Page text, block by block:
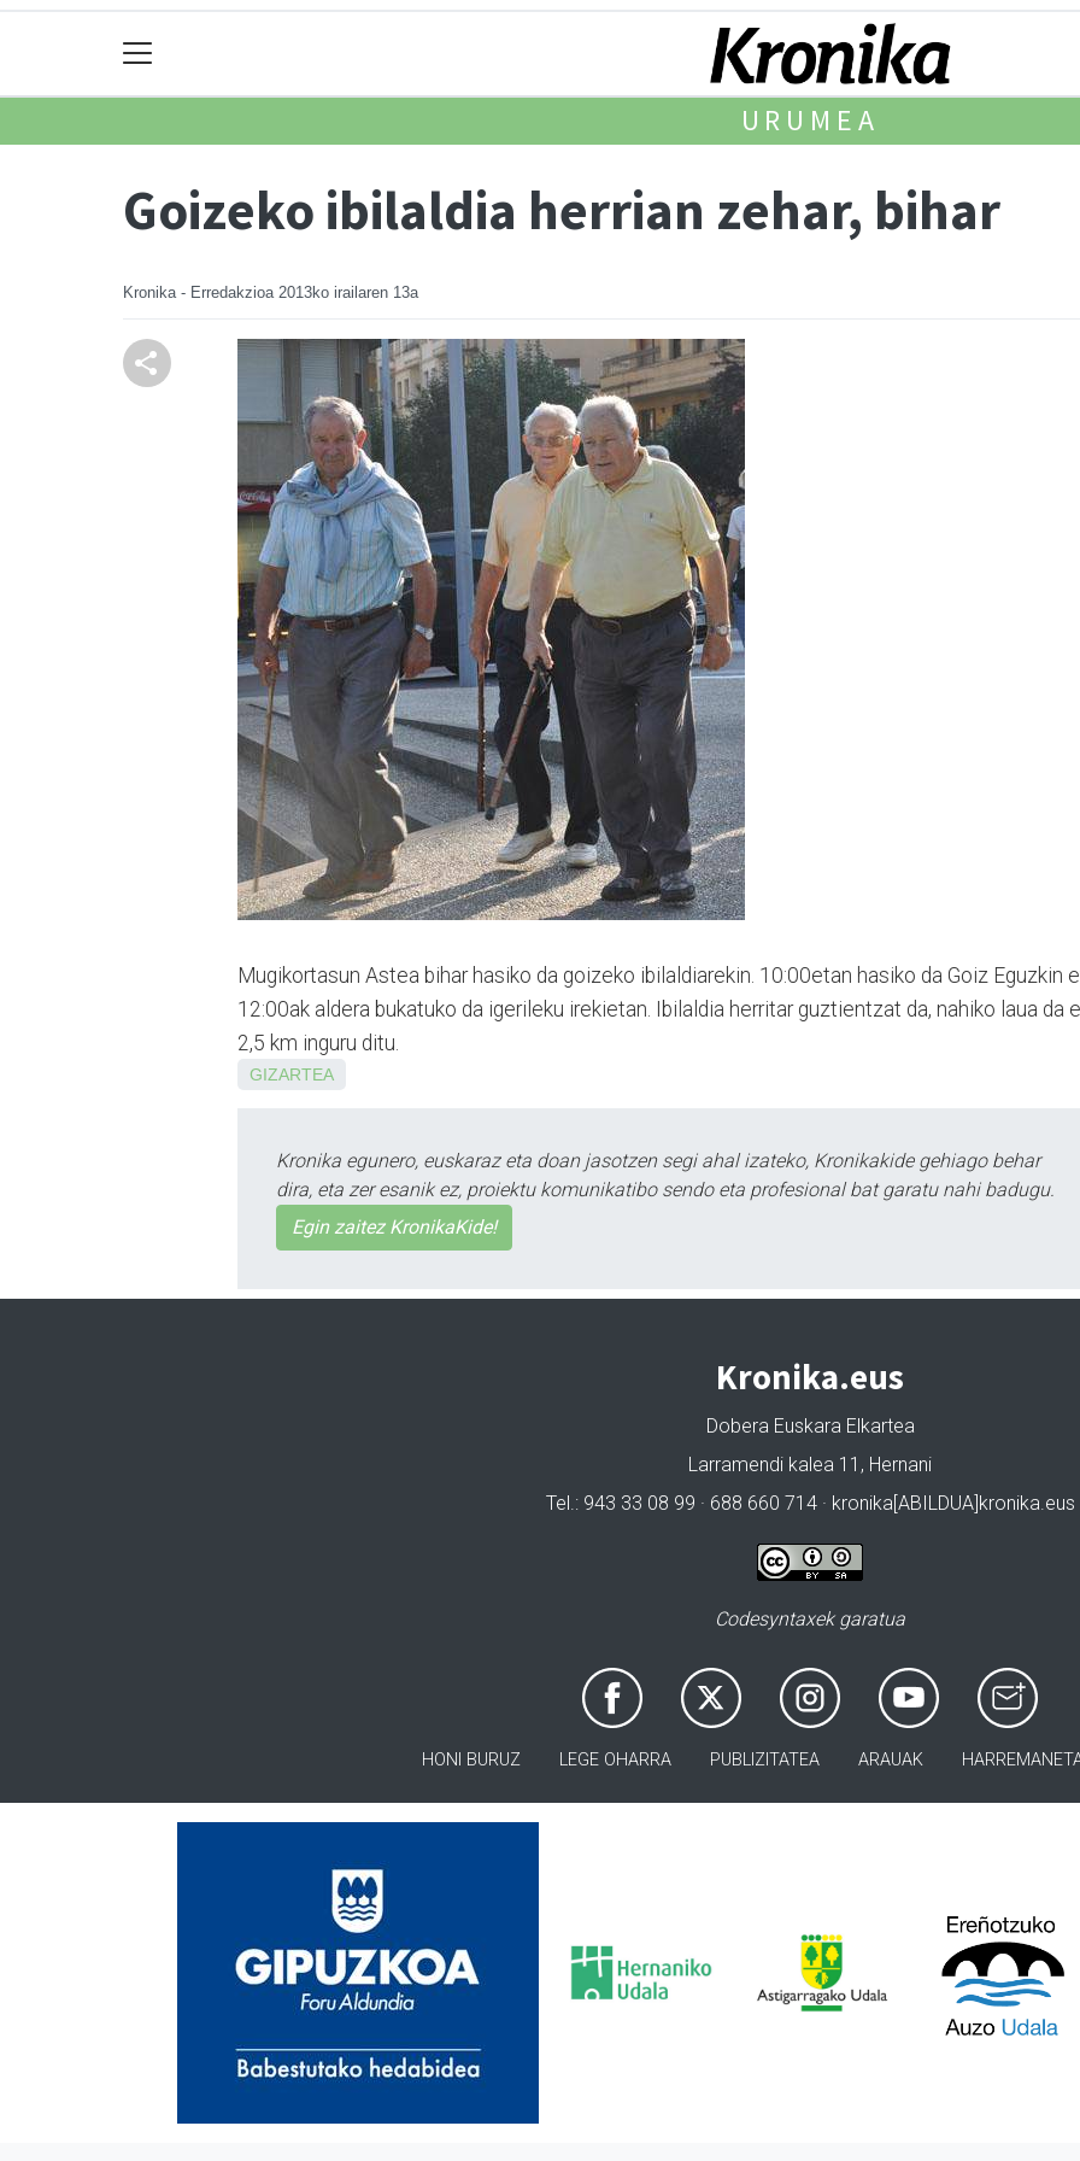
URUMEA
Goizeko ibilaldia herrian zehar, bihar
Kronika - Erredakzioa 2013ko irailaren 13a
Mugikortasun Astea bihar hasiko da goizeko ibilaldiarekin. 10:00etan hasiko da Goiz Eguzkin
12:00ak aldera bukatuko da igerileku irekietan. Ibilaldia herritar guztientzat da, nahiko laua da
2,5 km inguru ditu.
GIZARTEA
Kronika egunero, euskaraz eta doan jasotzen segi ahal izateko, Kronikakide gehiago behar
dira, eta zer esanik ez, proiektu komunikatibo sendo eta profesional bat garatu nahi badugu.
Egin zaitez KronikaKide!
Kronika.eus
Dobera Euskara Elkartea
Larramendi kalea 11, Hernani
Tel.: 943 33 08 99 · 688 660 714 · kronika[ABILDUA]kronika.eus
Codesyntaxek garatua
HONI BURUZ LEGE OHARRA PUBLIZITATEA ARAUAK